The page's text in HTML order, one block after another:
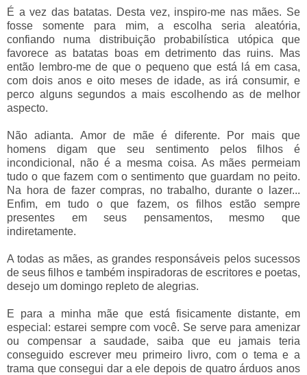
É a vez das batatas. Desta vez, inspiro-me nas mães. Se
fosse somente para mim, a escolha seria aleatória,
confiando numa distribuição probabilística utópica que
favorece as batatas boas em detrimento das ruins. Mas
então lembro-me de que o pequeno que está lá em casa,
com dois anos e oito meses de idade, as irá consumir, e
perco alguns segundos a mais escolhendo as de melhor
aspecto.
Não adianta. Amor de mãe é diferente. Por mais que
homens digam que seu sentimento pelos filhos é
incondicional, não é a mesma coisa. As mães permeiam
tudo o que fazem com o sentimento que guardam no peito.
Na hora de fazer compras, no trabalho, durante o lazer...
Enfim, em tudo o que fazem, os filhos estão sempre
presentes em seus pensamentos, mesmo que
indiretamente.
A todas as mães, as grandes responsáveis pelos sucessos
de seus filhos e também inspiradoras de escritores e poetas,
desejo um domingo repleto de alegrias.
E para a minha mãe que está fisicamente distante, em
especial: estarei sempre com você. Se serve para amenizar
ou compensar a saudade, saiba que eu jamais teria
conseguido escrever meu primeiro livro, com o tema e a
trama que consegui dar a ele depois de quatro árduos anos